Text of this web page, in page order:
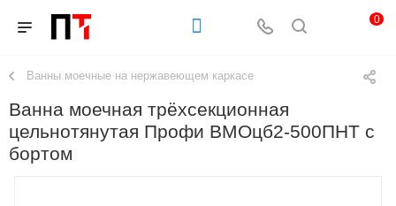
0
Ванны моечные на нержавеющем каркасе
Ванна моечная трёхсекционная
цельнотянутая Профи ВМОцб2-500ПНТ с
бортом